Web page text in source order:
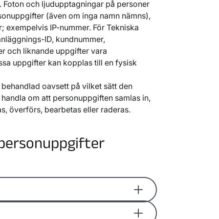
AB *, org nr 556034–8228
AB*, org nr 556093–1593
nr 556785-1208
nr 559119-1381
556712-5843
och ljudupptagningar på personer
(även om inga namn nämns),
IP-nummer. För Tekniska
ID, kundnummer,
och liknande uppgifter vara
uppgifter kan kopplas till en fysisk
oavsett på vilket sätt den
om att personuppgiften samlas in,
överförs, bearbetas eller raderas.
för att identifiera kund eller